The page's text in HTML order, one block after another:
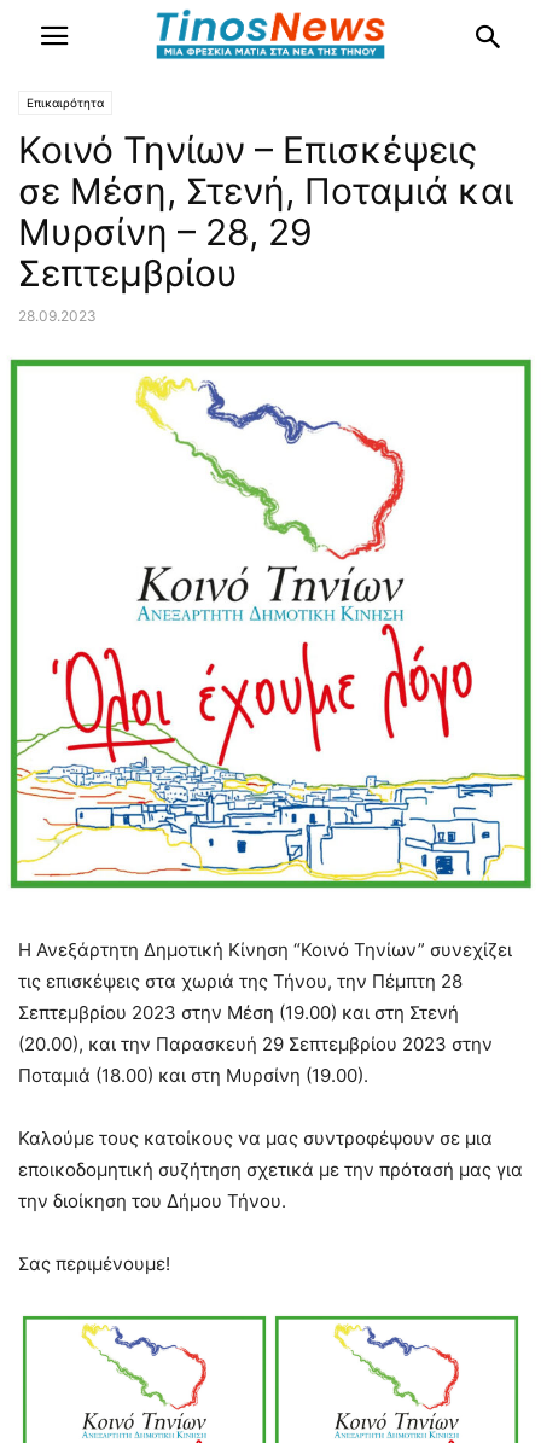
Επικαιρότητα
Κοινό Τηνίων – Επισκέψεις
σε Μέση, Στενή, Ποταμιά και
Μυρσίνη – 28, 29
Σεπτεμβρίου
28.09.2023
Η Ανεξάρτητη Δημοτική Κίνηση “Κοινό Τηνίων” συνεχίζει
τις επισκέψεις στα χωριά της Τήνου, την Πέμπτη 28
Σεπτεμβρίου 2023 στην Μέση (19.00) και στη Στενή
(20.00), και την Παρασκευή 29 Σεπτεμβρίου 2023 στην
Ποταμιά (18.00) και στη Μυρσίνη (19.00).
Καλούμε τους κατοίκους να μας συντροφέψουν σε μια
εποικοδομητική συζήτηση σχετικά με την πρότασή μας για
την διοίκηση του Δήμου Τήνου.
Σας περιμένουμε!